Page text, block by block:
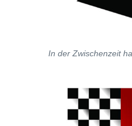
In der Zwischenzeit